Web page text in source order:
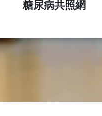
糖尿病共照網